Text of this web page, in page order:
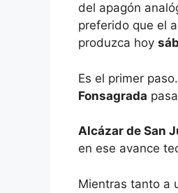
del apagón
preferido que el
produzca hoy
Es el primer
Fonsagrada
Alcázar de San
en ese avance
Mientras tanto a